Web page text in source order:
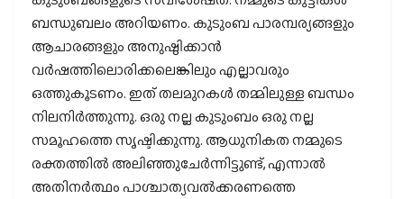
ബന്ധുബലം അറിയണം. കുടുംബ പാരമ്പര്യങ്ങളും
ആചാരങ്ങളും അനുഷ്ഠിക്കാന്‍
വര്‍ഷത്തിലൊരിക്കലെങ്കിലും എല്ലാവരും
ഒത്തുകൂടണം. ഇത് തലമുറകള്‍ തമ്മിലുള്ള ബന്ധം
നിലനിര്‍ത്തുന്നു. ഒരു നല്ല കുടുംബം ഒരു നല്ല
സമൂഹത്തെ സൃഷ്ടിക്കുന്നു. ആധുനികത നമ്മുടെ
രക്തത്തില്‍ അലിഞ്ഞുചേര്‍ന്നിട്ടുണ്ട്, എന്നാല്‍
അതിനര്‍ത്ഥം പാശ്ചാത്യവല്‍ക്കരണത്തെ